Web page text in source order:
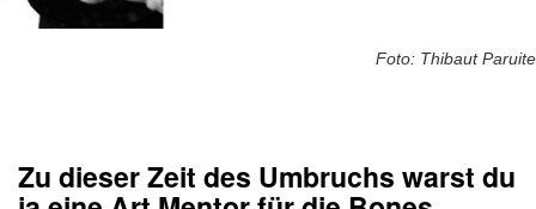
Foto: Thibaut Paruite
Zu dieser Zeit des Umbruchs warst du